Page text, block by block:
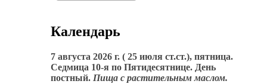
Календарь
7 августа 2026 г. ( 25 июля ст.ст.), пятница.
Седмица 10-я по Пятидесятнице. День
постный. Пища с растительным маслом.